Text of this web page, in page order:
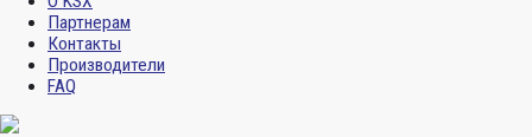
Партнерам
Контакты
Производители
FAQ